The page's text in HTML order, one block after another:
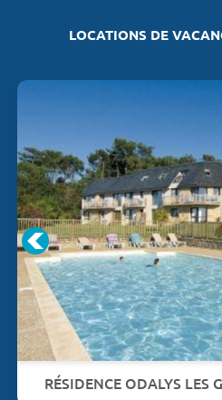
LOCATIONS DE
RÉSIDENCE ODALYS LES